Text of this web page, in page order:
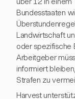
Bundesstaaten
Landwirtschaft
oder spezifische
Arbeitgeber
informiert
Strafen zu
Harvest